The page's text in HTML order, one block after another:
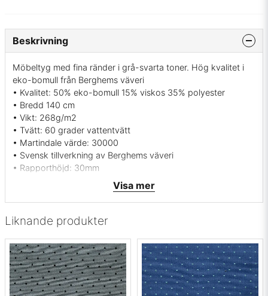
Liknande produkter
Beskrivning
Möbeltyg med fina ränder i grå-svarta toner. Hög kvalitet i
eko-bomull från Berghems väveri
• Kvalitet: 50% eko-bomull 15% viskos 35% polyester
• Bredd 140 cm
• Vikt: 268g/m2
• Tvätt: 60 grader vattentvätt
• Martindale värde: 30000
• Svensk tillverkning av Berghems väveri
• Rapporthöjd: 30mm
• Färger: Grått och svart i flera nyanser med liten vit rand
• Mönsterbild: Tvärgående
• Beställningsvara, ingen returrätt
Vill du ha ett tygprov maila mig på:
Visa mer